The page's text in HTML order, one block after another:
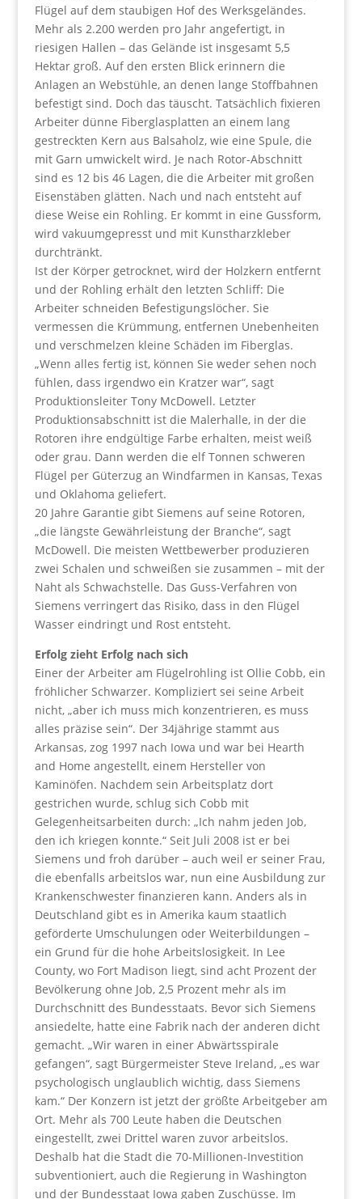
Flügel auf dem staubigen Hof des Werksgeländes.
Mehr als 2.200 werden pro Jahr angefertigt, in
riesigen Hallen – das Gelände ist insgesamt 5,5
Hektar groß. Auf den ersten Blick erinnern die
Anlagen an Webstühle, an denen lange Stoffbahnen
befestigt sind. Doch das täuscht. Tatsächlich fixieren
Arbeiter dünne Fiberglasplatten an einem lang
gestreckten Kern aus Balsaholz, wie eine Spule, die
mit Garn umwickelt wird. Je nach Rotor-Abschnitt
sind es 12 bis 46 Lagen, die die Arbeiter mit großen
Eisenstäben glätten. Nach und nach entsteht auf
diese Weise ein Rohling. Er kommt in eine Gussform,
wird vakuumgepresst und mit Kunstharzkleber
durchtränkt.
Ist der Körper getrocknet, wird der Holzkern entfernt
und der Rohling erhält den letzten Schliff: Die
Arbeiter schneiden Befestigungslöcher. Sie
vermessen die Krümmung, entfernen Unebenheiten
und verschmelzen kleine Schäden im Fiberglas.
„Wenn alles fertig ist, können Sie weder sehen noch
fühlen, dass irgendwo ein Kratzer war“, sagt
Produktionsleiter Tony McDowell. Letzter
Produktionsabschnitt ist die Malerhalle, in der die
Rotoren ihre endgültige Farbe erhalten, meist weiß
oder grau. Dann werden die elf Tonnen schweren
Flügel per Güterzug an Windfarmen in Kansas, Texas
und Oklahoma geliefert.
20 Jahre Garantie gibt Siemens auf seine Rotoren,
„die längste Gewährleistung der Branche“, sagt
McDowell. Die meisten Wettbewerber produzieren
zwei Schalen und schweißen sie zusammen – mit der
Naht als Schwachstelle. Das Guss-Verfahren von
Siemens verringert das Risiko, dass in den Flügel
Wasser eindringt und Rost entsteht.
Erfolg zieht Erfolg nach sich
Einer der Arbeiter am Flügelrohling ist Ollie Cobb, ein
fröhlicher Schwarzer. Kompliziert sei seine Arbeit
nicht, „aber ich muss mich konzentrieren, es muss
alles präzise sein“. Der 34jährige stammt aus
Arkansas, zog 1997 nach Iowa und war bei Hearth
and Home angestellt, einem Hersteller von
Kaminöfen. Nachdem sein Arbeitsplatz dort
gestrichen wurde, schlug sich Cobb mit
Gelegenheitsarbeiten durch: „Ich nahm jeden Job,
den ich kriegen konnte.“ Seit Juli 2008 ist er bei
Siemens und froh darüber – auch weil er seiner Frau,
die ebenfalls arbeitslos war, nun eine Ausbildung zur
Krankenschwester finanzieren kann. Anders als in
Deutschland gibt es in Amerika kaum staatlich
geförderte Umschulungen oder Weiterbildungen –
ein Grund für die hohe Arbeitslosigkeit. In Lee
County, wo Fort Madison liegt, sind acht Prozent der
Bevölkerung ohne Job, 2,5 Prozent mehr als im
Durchschnitt des Bundesstaats. Bevor sich Siemens
ansiedelte, hatte eine Fabrik nach der anderen dicht
gemacht. „Wir waren in einer Abwärtsspirale
gefangen“, sagt Bürgermeister Steve Ireland, „es war
psychologisch unglaublich wichtig, dass Siemens
kam.“ Der Konzern ist jetzt der größte Arbeitgeber am
Ort. Mehr als 700 Leute haben die Deutschen
eingestellt, zwei Drittel waren zuvor arbeitslos.
Deshalb hat die Stadt die 70-Millionen-Investition
subventioniert, auch die Regierung in Washington
und der Bundesstaat Iowa gaben Zuschüsse. Im